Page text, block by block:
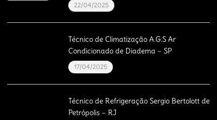
22/04/2025
Técnico de Climatização A.G.S Ar
Condicionado de Diadema – SP
17/04/2025
Técnico de Refrigeração Sergio Bertolott de
Petrópolis – RJ